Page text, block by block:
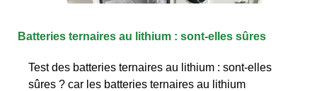
Batteries ternaires au lithium : sont-elles sûres
Test des batteries ternaires au lithium : sont-elles
sûres ? car les batteries ternaires au lithium